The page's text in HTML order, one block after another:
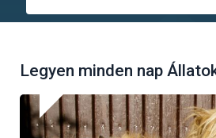
Legyen minden nap